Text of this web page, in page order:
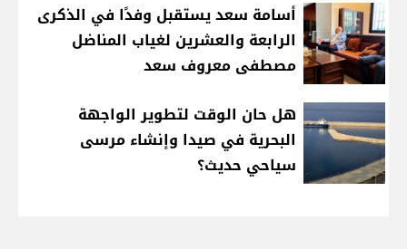
أسامة سعد يستقبل وفدًا في الذكرى
الرابعة والعشرين لغياب المناضل
مصطفى معروف سعد
هل حان الوقت لتطوير الواجهة
البحرية في صيدا وإنشاء مرسى
سياحي حديث؟